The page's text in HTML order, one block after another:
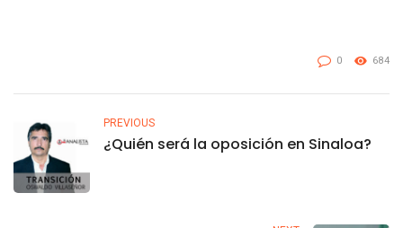
0 684
PREVIOUS
¿Quién será la oposición en Sinaloa?